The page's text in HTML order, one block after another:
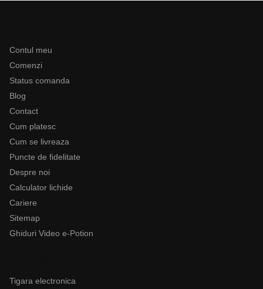
Contul meu
Comenzi
Status comanda
Blog
Contact
Cum platesc
Cum se livreaza
Puncte de fidelitate
Despre noi
Calculator lichide
Cariere
Sitemap
Ghiduri Video e-Potion
Tigara electronica